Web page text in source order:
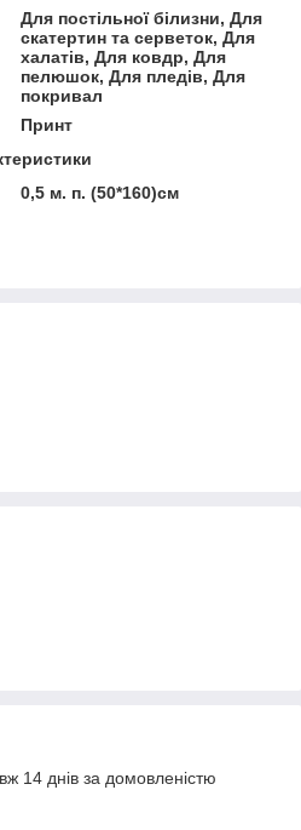
Для постільної білизни, Для
скатертин та серветок, Для
халатів, Для ковдр, Для
пелюшок, Для пледів, Для
покривал
Принт
0,5 м. п. (50*160)см
14 днів за домовленістю